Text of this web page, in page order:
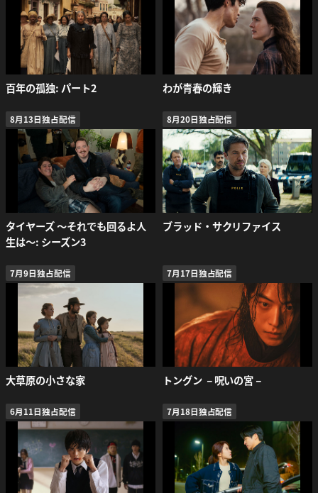
百年の孤独: パート2 わが青春の輝き
8月13日独占配信
タイヤーズ ～それでも回るよ人
生は～: シーズン3
8月20日独占配信
ブラッド・サクリファイス
7月9日独占配信
大草原の小さな家
7月17日独占配信
トングン －呪いの宮－
6月11日独占配信 7月18日独占配信